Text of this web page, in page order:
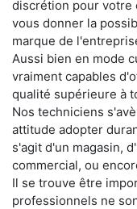
discrétion pour votre
vous donner la
marque de
Aussi bien en mode
vraiment capables
qualité supérieure à
Nos techniciens
attitude adopter
s'agit d'un magasin,
commercial, ou
Il se trouve être
professionnels ne